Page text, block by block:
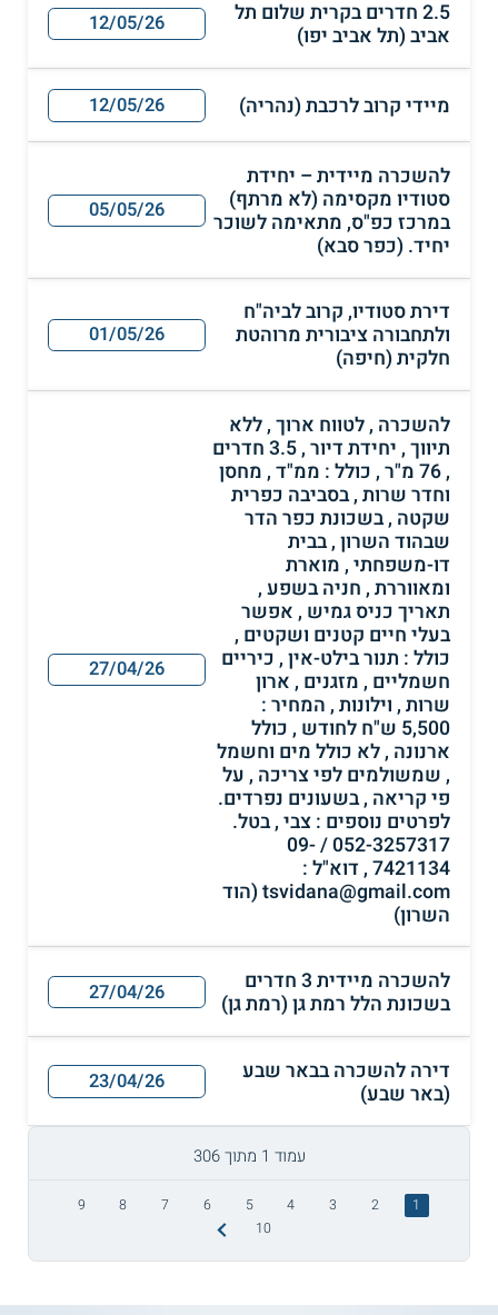
2.5 חדרים בקרית שלום תל
אביב (תל אביב יפו)
12/05/26
מיידי קרוב לרכבת (נהריה) 12/05/26
להשכרה מיידית – יחידת
סטודיו מקסימה (לא מרתף)
במרכז כפ"ס, מתאימה לשוכר
יחיד. (כפר סבא)
05/05/26
דירת סטודיו, קרוב לביה"ח
ולתחבורה ציבורית מרוהטת
חלקית (חיפה)
01/05/26
להשכרה , לטווח ארוך , ללא
תיווך , יחידת דיור , 3.5 חדרים
, 76 מ"ר , כולל : ממ"ד , מחסן
וחדר שרות , בסביבה כפרית
שקטה , בשכונת כפר הדר
שבהוד השרון , בבית
דו-משפחתי , מוארת
ומאווררת , חניה בשפע ,
תאריך כניס גמיש , אפשר
בעלי חיים קטנים ושקטים ,
כולל : תנור בילט-אין , כיריים
חשמליים , מזגנים , ארון
שרות , וילונות , המחיר :
5,500 ש"ח לחודש , כולל
ארנונה , לא כולל מים וחשמל
, שמשולמים לפי צריכה , על
פי קריאה , בשעונים נפרדים.
לפרטים נוספים : צבי , בטל.
052-3257317 / 09-
7421134 , דוא"ל :
tsvidana@gmail.com (הוד
השרון)
27/04/26
להשכרה מיידית 3 חדרים
בשכונת הלל רמת גן (רמת גן)
27/04/26
דירה להשכרה בבאר שבע
(באר שבע)
23/04/26
עמוד 1 מתוך 306
1
2
3
4
5
6
7
8
9
10